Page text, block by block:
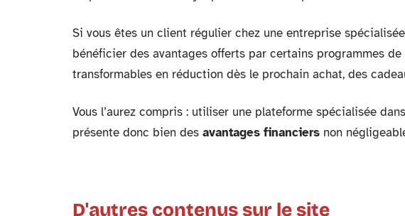
Si vous êtes un client régulier chez une entreprise
bénéficier des avantages offerts par certains programmes
transformables en réduction dès le prochain achat, des
Vous l’aurez compris : utiliser une plateforme spécialisée
présente donc bien des avantages financiers non
D'autres contenus sur le site